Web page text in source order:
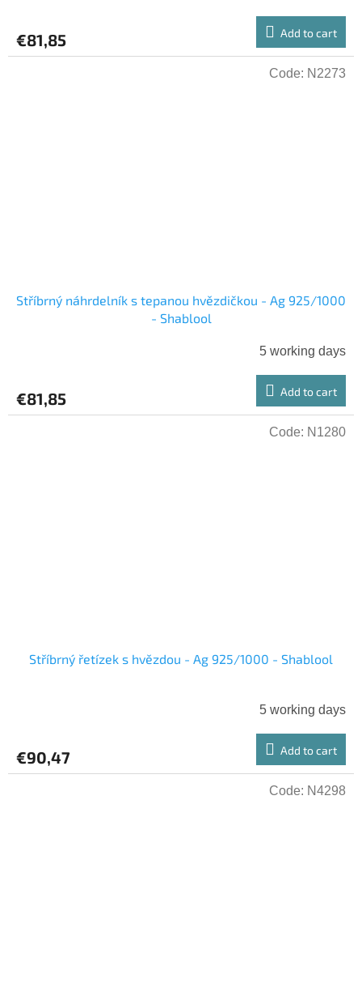
€81,85 Add to cart
Stříbrný náhrdelník s tepanou hvězdičkou - Ag 925/1000
- Shablool
5 working days
€81,85 Add to cart
Code: N2273
Stříbrný řetízek s hvězdou - Ag 925/1000 - Shablool
5 working days
€90,47 Add to cart
Code: N1280
Code: N4298